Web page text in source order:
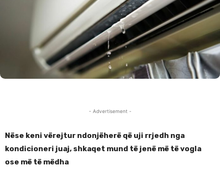
- Advertisement -
Nëse keni vërejtur ndonjëherë që uji rrjedh nga
kondicioneri juaj, shkaqet mund të jenë më të vogla
ose më të mëdha